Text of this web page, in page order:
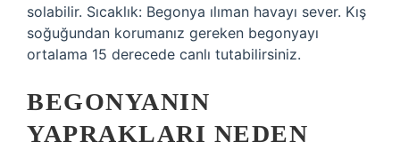
solabilir. Sıcaklık: Begonya ılıman havayı sever. Kış
soğuğundan korumanız gereken begonyayı
ortalama 15 derecede canlı tutabilirsiniz.
BEGONYANIN
YAPRAKLARI NEDEN